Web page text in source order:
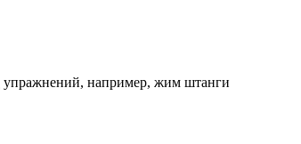
упражнений, например, жим штанги